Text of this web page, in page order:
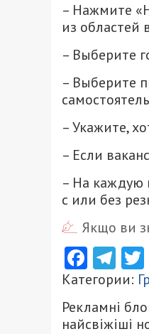
– Нажмите
из областей
– Выберите
– Выберите
– Укажите,
– Если
– На каждую
с или без
Якщо ви
Категории:
Рекламні
найсвіжіші